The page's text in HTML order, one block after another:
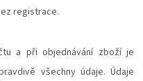
registrace.
a při objednávání zboží je
všechny údaje. Údaje